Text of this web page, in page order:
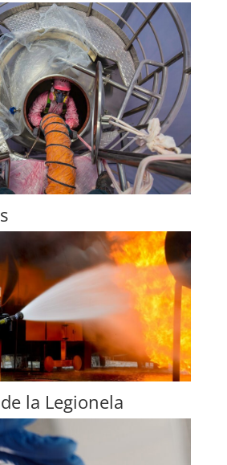
la Legionela